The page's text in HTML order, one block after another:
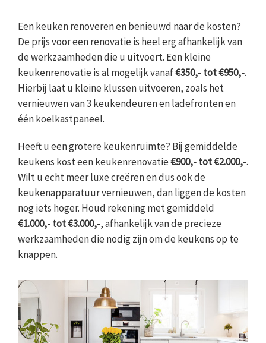
Een keuken renoveren en benieuwd naar de kosten?
De prijs voor een renovatie is heel erg afhankelijk van
de werkzaamheden die u uitvoert. Een kleine
keukenrenovatie is al mogelijk vanaf€350,- tot €950,-.
Hierbij laat u kleine klussen uitvoeren, zoals het
vernieuwen van 3 keukendeuren en ladefronten en
één koelkastpaneel.
Heeft u een grotere keukenruimte? Bij gemiddelde
keukens kost een keukenrenovatie€900,- tot €2.000,-.
Wilt u echt meer luxe creëren en dus ook de
keukenapparatuur vernieuwen, dan liggen de kosten
nog iets hoger. Houd rekening met gemiddeld
€1.000,- tot €3.000,-, afhankelijk van de precieze
werkzaamheden die nodig zijn om de keukens op te
knappen.